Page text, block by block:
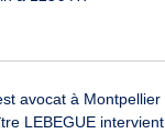
avocat à
LEBEGUE